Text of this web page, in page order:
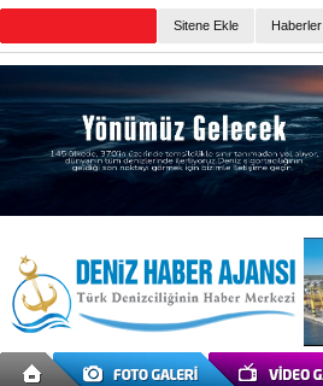
Sitene Ekle Haberler